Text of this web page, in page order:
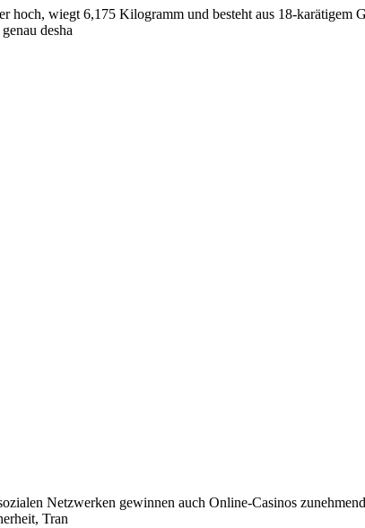
wiegt 6,175 Kilogramm und besteht aus 18-karätigem
desha
Netzwerken gewinnen auch Online-Casinos
Tran